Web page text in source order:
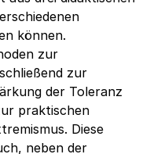
können.
zur
zur
der Toleranz
praktischen
Diese
neben der